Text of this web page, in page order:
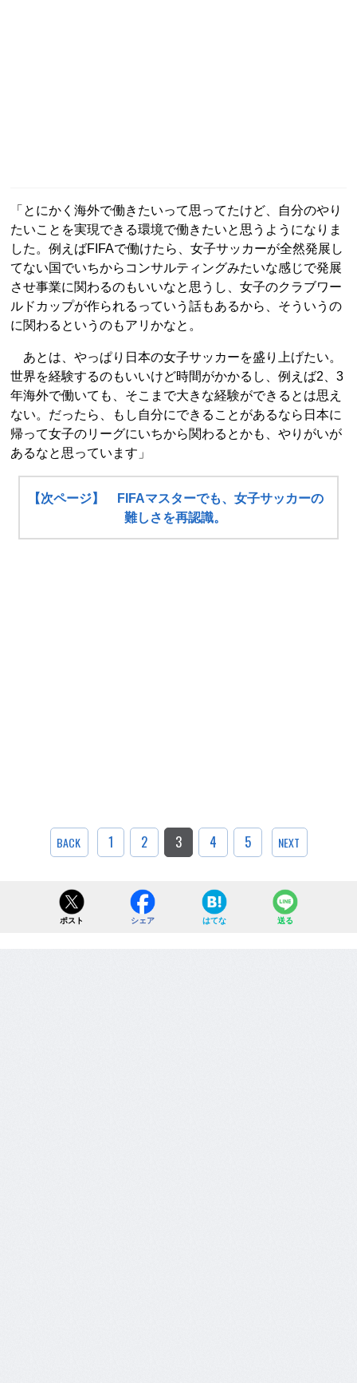
「とにかく海外で働きたいって思ってたけど、自分のやり
たいことを実現できる環境で働きたいと思うようになりま
した。例えばFIFAで働けたら、女子サッカーが全然発展し
てない国でいちからコンサルティングみたいな感じで発展
させ事業に関わるのもいいなと思うし、女子のクラブワー
ルドカップが作られるっていう話もあるから、そういうの
に関わるというのもアリかなと。
あとは、やっぱり日本の女子サッカーを盛り上げたい。
世界を経験するのもいいけど時間がかかるし、例えば2、3
年海外で働いても、そこまで大きな経験ができるとは思え
ない。だったら、もし自分にできることがあるなら日本に
帰って女子のリーグにいちから関わるとかも、やりがいが
あるなと思っています」
【次ページ】 FIFAマスターでも、女子サッカーの
難しさを再認識。
BACK 1 2 3 4 5 NEXT
ポスト シェア はてな 送る